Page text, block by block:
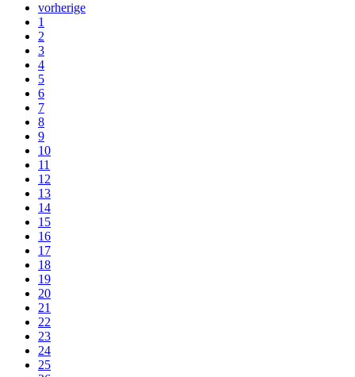
vorherige
1
2
3
4
5
6
7
8
9
10
11
12
13
14
15
16
17
18
19
20
21
22
23
24
25